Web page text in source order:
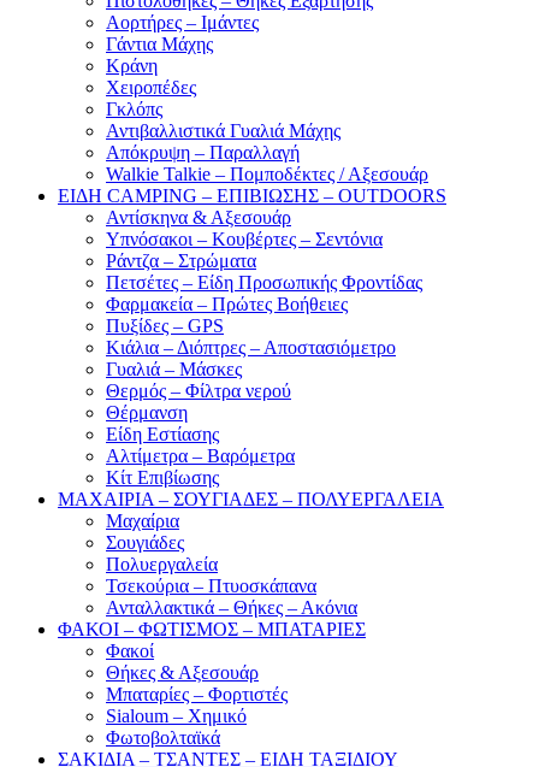
Αορτήρες – Ιμάντες
Γάντια Μάχης
Κράνη
Χειροπέδες
Γκλόπς
Αντιβαλλιστικά Γυαλιά Μάχης
Απόκρυψη – Παραλλαγή
Walkie Talkie – Πομποδέκτες / Αξεσουάρ
ΕΙΔΗ CAMPING – ΕΠΙΒΙΩΣΗΣ – OUTDOORS
Αντίσκηνα & Αξεσουάρ
Υπνόσακοι – Κουβέρτες – Σεντόνια
Ράντζα – Στρώματα
Πετσέτες – Είδη Προσωπικής Φροντίδας
Φαρμακεία – Πρώτες Βοήθειες
Πυξίδες – GPS
Κιάλια – Διόπτρες – Αποστασιόμετρο
Γυαλιά – Μάσκες
Θερμός – Φίλτρα νερού
Θέρμανση
Είδη Εστίασης
Αλτίμετρα – Βαρόμετρα
Κίτ Επιβίωσης
ΜΑΧΑΙΡΙΑ – ΣΟΥΓΙΑΔΕΣ – ΠΟΛΥΕΡΓΑΛΕΙΑ
Μαχαίρια
Σουγιάδες
Πολυεργαλεία
Τσεκούρια – Πτυοσκάπανα
Ανταλλακτικά – Θήκες – Ακόνια
ΦΑΚΟΙ – ΦΩΤΙΣΜΟΣ – ΜΠΑΤΑΡΙΕΣ
Φακοί
Θήκες & Αξεσουάρ
Μπαταρίες – Φορτιστές
Sialoum – Χημικό
Φωτοβολταϊκά
ΣΑΚΙΔΙΑ – ΤΣΑΝΤΕΣ – ΕΙΔΗ ΤΑΞΙΔΙΟΥ